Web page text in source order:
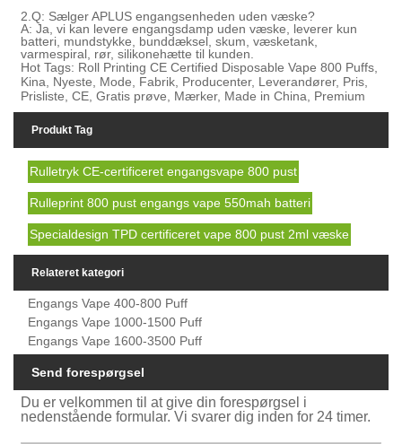
2.Q: Sælger APLUS engangsenheden uden væske?
A: Ja, vi kan levere engangsdamp uden væske, leverer kun
batteri, mundstykke, bunddæksel, skum, væsketank,
varmespiral, rør, silikonehætte til kunden.
Hot Tags: Roll Printing CE Certified Disposable Vape 800 Puffs,
Kina, Nyeste, Mode, Fabrik, Producenter, Leverandører, Pris,
Prisliste, CE, Gratis prøve, Mærker, Made in China, Premium
Produkt Tag
Rulletryk CE-certificeret engangsvape 800 pust
Rulleprint 800 pust engangs vape 550mah batteri
Specialdesign TPD certificeret vape 800 pust 2ml væske
Relateret kategori
Engangs Vape 400-800 Puff
Engangs Vape 1000-1500 Puff
Engangs Vape 1600-3500 Puff
Send forespørgsel
Du er velkommen til at give din forespørgsel i
nedenstående formular. Vi svarer dig inden for 24 timer.